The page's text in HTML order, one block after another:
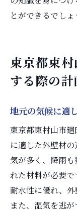
とができるでしょ
東京都東
する際の
地元の気候に適
東京都東村山市
に適した外壁材
気が多く、降雨
れた材料が必要
耐水性に優れ、外
また、湿気を逃